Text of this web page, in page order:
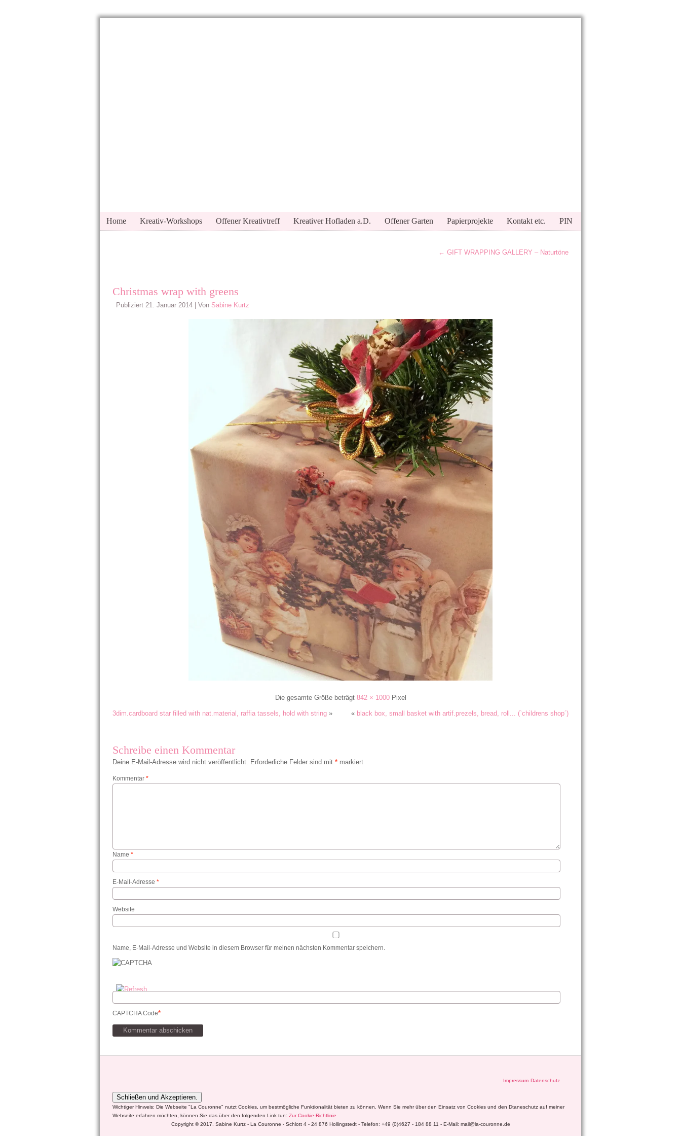
Home Kreativ-Workshops Offener Kreativtreff Kreativer Hofladen a.D. Offener Garten Papierprojekte Kontakt etc. PIN
← GIFT WRAPPING GALLERY – Naturtöne
Christmas wrap with greens
Publiziert 21. Januar 2014 Von Sabine Kurtz
Die gesamte Größe beträgt 842 × 1000Pixel
3dim.cardboard star filled with nat.material, raffia tassels, hold with string » « black box, small basket with artif.prezels, bread, roll... (`childrens shop´)
Schreibe einen Kommentar
Deine E-Mail-Adresse wird nicht veröffentlicht. Erforderliche Felder sind mit * markiert
Kommentar *
Name *
E-Mail-Adresse *
Website
Name, E-Mail-Adresse und Website in diesem Browser für meinen nächsten Kommentar speichern.
CAPTCHA Code*
Impressum Datenschutz
Wichtiger Hinweis: Die Webseite "La Couronne" nutzt Cookies, um bestmögliche Funktionalität bieten zu können. Wenn Sie mehr über den Einsatz von Cookies und den Dtaneschutz auf meiner
Webseite erfahren möchten, können Sie das über den folgenden Link tun: Zur Cookie-Richtlinie
Copyright © 2017. Sabine Kurtz - La Couronne - Schlott 4 - 24 876 Hollingstedt - Telefon: +49 (0)4627 - 184 88 11 - E-Mail: mail@la-couronne.de